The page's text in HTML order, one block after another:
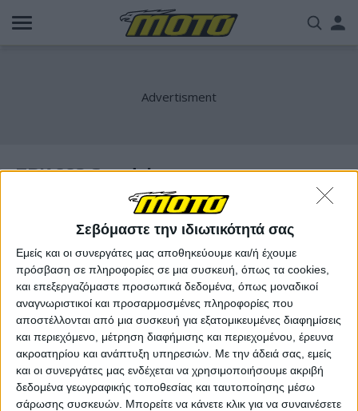
Σεβόμαστε την ιδιωτικότητά σας
Εμείς και οι συνεργάτες μας αποθηκεύουμε και/ή έχουμε
πρόσβαση σε πληροφορίες σε μια συσκευή, όπως τα cookies,
και επεξεργαζόμαστε προσωπικά δεδομένα, όπως μοναδικοί
αναγνωριστικοί και προσαρμοσμένες πληροφορίες που
αποστέλλονται από μια συσκευή για εξατομικευμένες διαφημίσεις
και περιεχόμενο, μέτρηση διαφήμισης και περιεχομένου, έρευνα
ακροατηρίου και ανάπτυξη υπηρεσιών. Με την άδειά σας, εμείς
και οι συνεργάτες μας ενδέχεται να χρησιμοποιήσουμε ακριβή
δεδομένα γεωγραφικής τοποθεσίας και ταυτοποίησης μέσω
σάρωσης συσκευών. Μπορείτε να κάνετε κλικ για να συναινέσετε
Παράκαμψη
προς
TRK 902 Stradale
Επικαιρότητα 11/5/2026